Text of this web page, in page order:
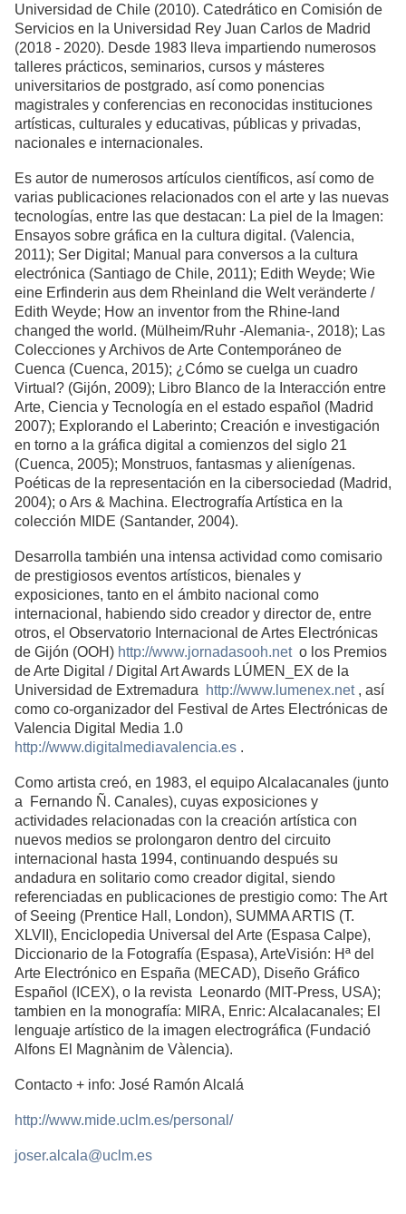
Universidad de Chile (2010). Catedrático en Comisión de
Servicios en la Universidad Rey Juan Carlos de Madrid
(2018 - 2020). Desde 1983 lleva impartiendo numerosos
talleres prácticos, seminarios, cursos y másteres
universitarios de postgrado, así como ponencias
magistrales y conferencias en reconocidas instituciones
artísticas, culturales y educativas, públicas y privadas,
nacionales e internacionales.
Es autor de numerosos artículos científicos, así como de
varias publicaciones relacionados con el arte y las nuevas
tecnologías, entre las que destacan: La piel de la Imagen:
Ensayos sobre gráfica en la cultura digital. (Valencia,
2011); Ser Digital; Manual para conversos a la cultura
electrónica (Santiago de Chile, 2011); Edith Weyde; Wie
eine Erfinderin aus dem Rheinland die Welt veränderte /
Edith Weyde; How an inventor from the Rhine-land
changed the world. (Mülheim/Ruhr -Alemania-, 2018); Las
Colecciones y Archivos de Arte Contemporáneo de
Cuenca (Cuenca, 2015); ¿Cómo se cuelga un cuadro
Virtual? (Gijón, 2009); Libro Blanco de la Interacción entre
Arte, Ciencia y Tecnología en el estado español (Madrid
2007); Explorando el Laberinto; Creación e investigación
en torno a la gráfica digital a comienzos del siglo 21
(Cuenca, 2005); Monstruos, fantasmas y alienígenas.
Poéticas de la representación en la cibersociedad (Madrid,
2004); o Ars & Machina. Electrografía Artística en la
colección MIDE (Santander, 2004).
Desarrolla también una intensa actividad como comisario
de prestigiosos eventos artísticos, bienales y
exposiciones, tanto en el ámbito nacional como
internacional, habiendo sido creador y director de, entre
otros, el Observatorio Internacional de Artes Electrónicas
de Gijón (OOH) http://www.jornadasooh.neto los Premios
de Arte Digital / Digital Art Awards LÚMEN_EX de la
Universidad de Extremadura
http://www.lumenex.net, así
como co-organizador del Festival de Artes Electrónicas de
Valencia Digital Media 1.0
http://www.digitalmediavalencia.es .
Como artista creó, en 1983, el equipo Alcalacanales (junto
a Fernando Ñ. Canales), cuyas exposiciones y
actividades relacionadas con la creación artística con
nuevos medios se prolongaron dentro del circuito
internacional hasta 1994, continuando después su
andadura en solitario como creador digital, siendo
referenciadas en publicaciones de prestigio como: The Art
of Seeing (Prentice Hall, London), SUMMA ARTIS (T.
XLVII), Enciclopedia Universal del Arte (Espasa Calpe),
Diccionario de la Fotografía (Espasa), ArteVisión: Hª del
Arte Electrónico en España (MECAD), Diseño Gráfico
Español (ICEX), o la revista Leonardo (MIT-Press, USA);
tambien en la monografía: MIRA, Enric: Alcalacanales; El
lenguaje artístico de la imagen electrográfica (Fundació
Alfons El Magnànim de Vàlencia).
Contacto + info: José Ramón Alcalá
http://www.mide.uclm.es/personal/
joser.alcala@uclm.es